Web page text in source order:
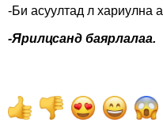
-Би асуултад л хариулна
-Ярилцсанд баярлалаа.